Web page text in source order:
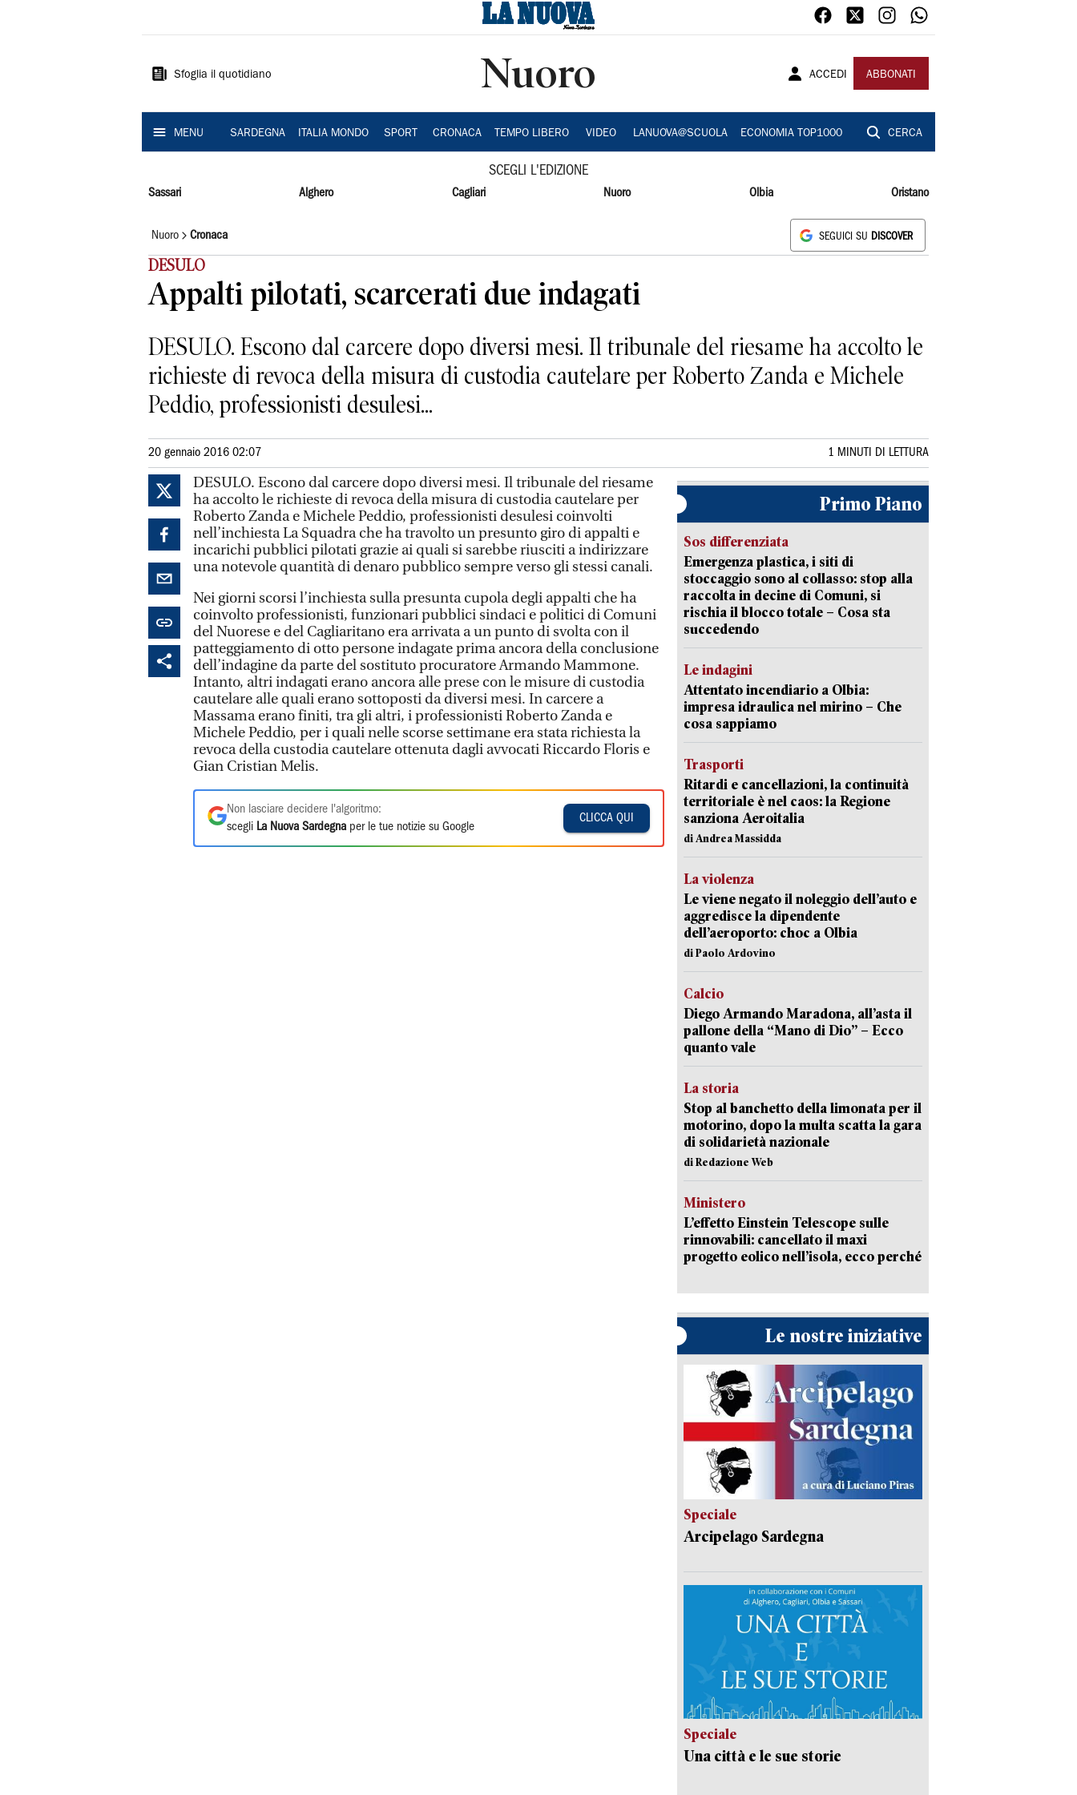
Sardegna
Sfoglia il quotidiano Nuoro ACCEDI ABBONATI
MENU SARDEGNA ITALIA MONDO SPORT CRONACA TEMPO LIBERO VIDEO LANUOVA@SCUOLA ECONOMIA TOP1000 CERCA
SCEGLI L'EDIZIONE
Sassari Alghero Cagliari Nuoro Olbia Oristano
Nuoro Cronaca SEGUICI SU DISCOVER
DESULO
Appalti pilotati, scarcerati due indagati
DESULO. Escono dal carcere dopo diversi mesi. Il tribunale del riesame ha accolto le
richieste di revoca della misura di custodia cautelare per Roberto Zanda e Michele
Peddio, professionisti desulesi...
20 gennaio 2016 02:07 1 MINUTI DI LETTURA
DESULO. Escono dal carcere dopo diversi mesi. Il tribunale del riesame
ha accolto le richieste di revoca della misura di custodia cautelare per
Roberto Zanda e Michele Peddio, professionisti desulesi coinvolti
nell’inchiesta La Squadra che ha travolto un presunto giro di appalti e
incarichi pubblici pilotati grazie ai quali si sarebbe riusciti a indirizzare
una notevole quantità di denaro pubblico sempre verso gli stessi canali.
Nei giorni scorsi l’inchiesta sulla presunta cupola degli appalti che ha
coinvolto professionisti, funzionari pubblici sindaci e politici di Comuni
del Nuorese e del Cagliaritano era arrivata a un punto di svolta con il
patteggiamento di otto persone indagate prima ancora della conclusione
dell’indagine da parte del sostituto procuratore Armando Mammone.
Intanto, altri indagati erano ancora alle prese con le misure di custodia
cautelare alle quali erano sottoposti da diversi mesi. In carcere a
Massama erano finiti, tra gli altri, i professionisti Roberto Zanda e
Michele Peddio, per i quali nelle scorse settimane era stata richiesta la
revoca della custodia cautelare ottenuta dagli avvocati Riccardo Floris e
Gian Cristian Melis.
Non lasciare decidere l'algoritmo:
scegli La Nuova Sardegna per le tue notizie su Google
CLICCA QUI
Primo Piano
Sos differenziata
Emergenza plastica, i siti di
stoccaggio sono al collasso: stop alla
raccolta in decine di Comuni, si
rischia il blocco totale – Cosa sta
succedendo
Le indagini
Attentato incendiario a Olbia:
impresa idraulica nel mirino – Che
cosa sappiamo
Trasporti
Ritardi e cancellazioni, la continuità
territoriale è nel caos: la Regione
sanziona Aeroitalia
di Andrea Massidda
La violenza
Le viene negato il noleggio dell’auto e
aggredisce la dipendente
dell’aeroporto: choc a Olbia
di Paolo Ardovino
Calcio
Diego Armando Maradona, all’asta il
pallone della “Mano di Dio” – Ecco
quanto vale
La storia
Stop al banchetto della limonata per il
motorino, dopo la multa scatta la gara
di solidarietà nazionale
di Redazione Web
Ministero
L’effetto Einstein Telescope sulle
rinnovabili: cancellato il maxi
progetto eolico nell’isola, ecco perché
Le nostre iniziative
Speciale
Arcipelago Sardegna
Speciale
Una città e le sue storie